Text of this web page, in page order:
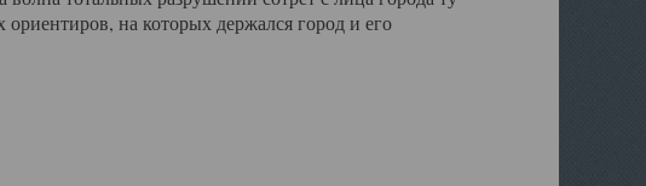
на которых держался город и его